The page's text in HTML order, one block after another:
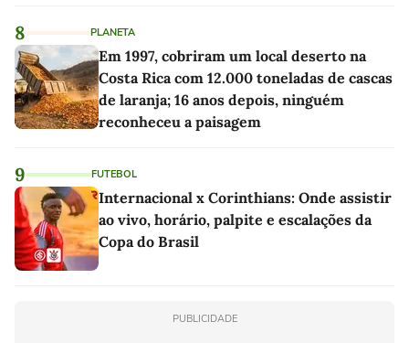
8 PLANETA
Em 1997, cobriram um local deserto na
Costa Rica com 12.000 toneladas de cascas
de laranja; 16 anos depois, ninguém
reconheceu a paisagem
9 FUTEBOL
Internacional x Corinthians: Onde assistir
ao vivo, horário, palpite e escalações da
Copa do Brasil
PUBLICIDADE